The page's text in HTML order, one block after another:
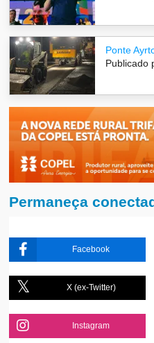
Ponte
Publicado
Permaneça
Facebook
X (ex-Twitter)
Instagram